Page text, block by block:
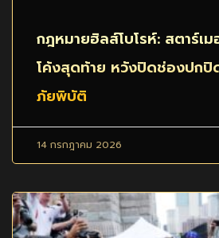
กฎหมายฮิลส์โบโรห์: สตาร์เม
โค้งสุดท้าย หวังปิดช่องปกปิ
ภัยพิบัติ
14 กรกฎาคม 2026